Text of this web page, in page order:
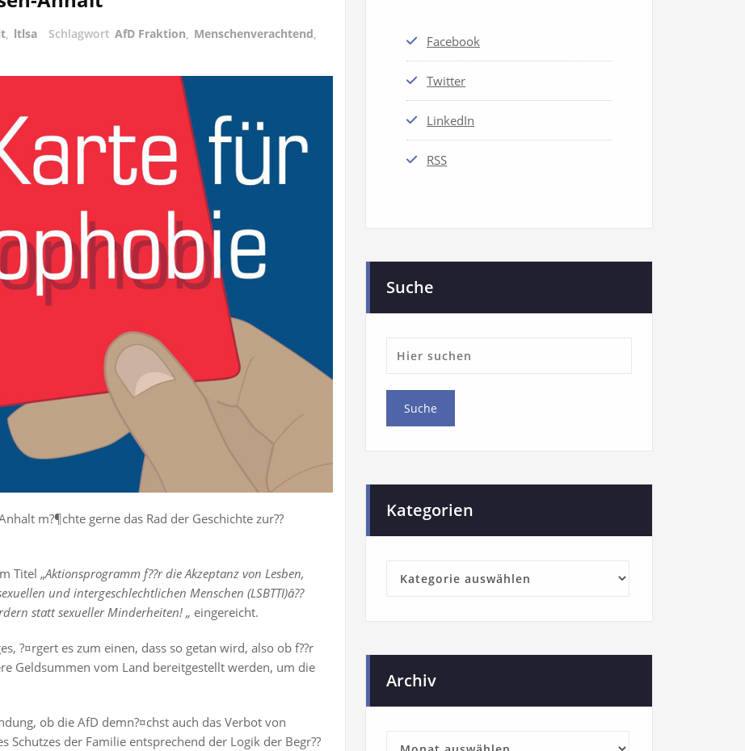
, ltlsa Schlagwort AfD Fraktion, Menschenverachtend,
m?¶chte gerne das Rad der Geschichte zur??
Titel „Aktionsprogramm f??r die Akzeptanz von Lesben,
und intergeschlechtlichen Menschen (LSBTTI)â??
statt sexueller Minderheiten! „ eingereicht.
?¤rgert es zum einen, dass so getan wird, also ob f??r
Geldsummen vom Land bereitgestellt werden, um die
ob die AfD demn?¤chst auch das Verbot von
Schutzes der Familie entsprechend der Logik der Begr??
Facebook
Twitter
LinkedIn
RSS
Suche
Kategorien
Archiv